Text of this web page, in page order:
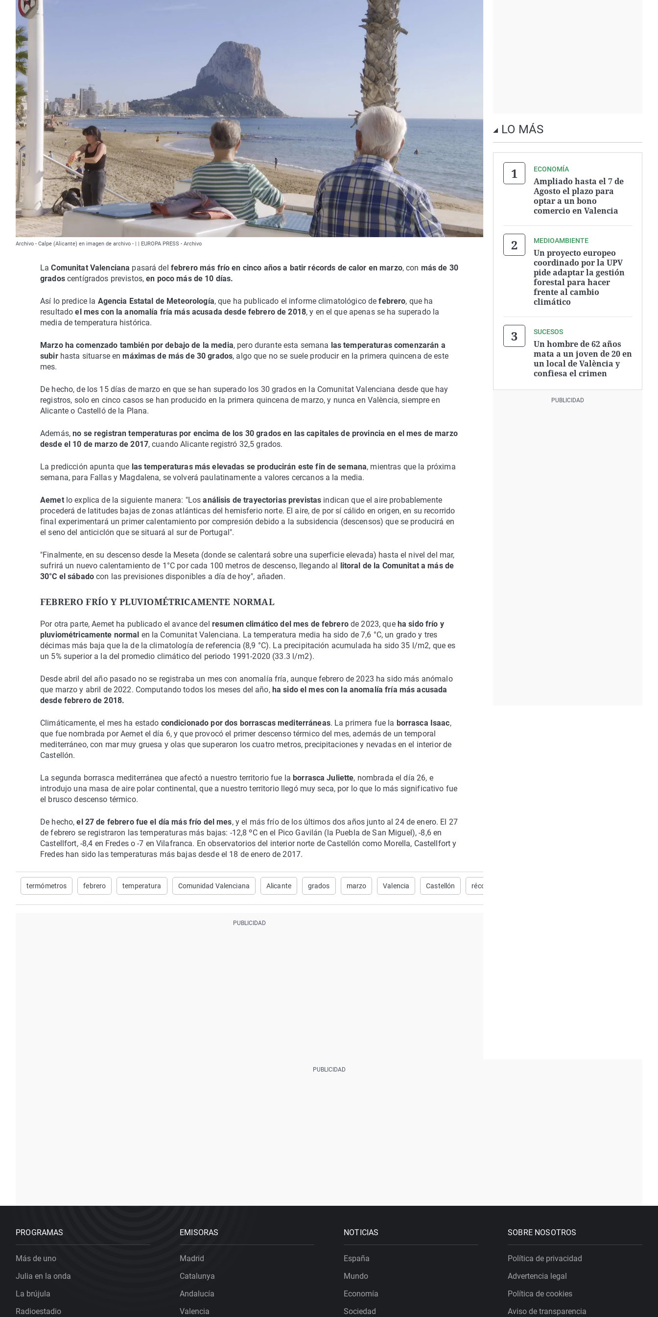
Archivo - Calpe (Alicante) en imagen de archivo - | | EUROPA PRESS - Archivo
LaComunitat Valenciana pasará del febrero más frío en cinco años a batir récords de calor en marzo, con más de 30
gradoscentígrados previstos,en poco más de 10 días.
Así lo predice la Agencia Estatal de Meteorología, que ha publicado el informe climatológico defebrero, que ha
resultadoel mes con la anomalía fría más acusada desde febrero de 2018, y en el que apenas se ha superado la
media de temperatura histórica.
Marzo ha comenzado también por debajo de la media, pero durante esta semana las temperaturas comenzarán a
subir hasta situarse enmáximas de más de 30 grados, algo que no se suele producir en la primera quincena de este
mes.
De hecho, de los 15 días de marzo en que se han superado los 30 grados en la Comunitat Valenciana desde que hay
registros, solo en cinco casos se han producido en la primera quincena de marzo, y nunca en València, siempre en
Alicante o Castelló de la Plana.
Además,no se registran temperaturas por encima de los 30 grados en las capitales de provincia en el mes de marzo
desde el 10 de marzo de 2017, cuando Alicante registró 32,5 grados.
La predicción apunta que las temperaturas más elevadas se producirán este fin de semana, mientras que la próxima
semana, para Fallas y Magdalena, se volverá paulatinamente a valores cercanos a la media.
Aemet lo explica de la siguiente manera: "Losanálisis de trayectorias previstas indican que el aire probablemente
procederá de latitudes bajas de zonas atlánticas del hemisferio norte. El aire, de por sí cálido en origen, en su recorrido
final experimentará un primer calentamiento por compresión debido a la subsidencia (descensos) que se producirá en
el seno del anticiclón que se situará al sur de Portugal".
"Finalmente, en su descenso desde la Meseta (donde se calentará sobre una superficie elevada) hasta el nivel del mar,
sufrirá un nuevo calentamiento de 1°C por cada 100 metros de descenso, llegando al
litoral de la Comunitat a más de
30°C el sábadocon las previsiones disponibles a día de hoy", añaden.
FEBRERO FRÍO Y PLUVIOMÉTRICAMENTE NORMAL
Por otra parte, Aemet ha publicado el avance del resumen climático del mes de febrerode 2023, que ha sido frío y
pluviométricamente normal en la Comunitat Valenciana. La temperatura media ha sido de 7,6 °C, un grado y tres
décimas más baja que la de la climatología de referencia (8,9 °C). La precipitación acumulada ha sido 35 l/m2, que es
un 5% superior a la del promedio climático del periodo 1991-2020 (33.3 l/m2).
Desde abril del año pasado no se registraba un mes con anomalía fría, aunque febrero de 2023 ha sido más anómalo
que marzo y abril de 2022. Computando todos los meses del año, ha sido el mes con la anomalía fría más acusada
desde febrero de 2018.
Climáticamente, el mes ha estado condicionado por dos borrascas mediterráneas. La primera fue la borrasca Isaac,
que fue nombrada por Aemet el día 6, y que provocó el primer descenso térmico del mes, además de un temporal
mediterráneo, con mar muy gruesa y olas que superaron los cuatro metros, precipitaciones y nevadas en el interior de
Castellón.
La segunda borrasca mediterránea que afectó a nuestro territorio fue la borrasca Juliette, nombrada el día 26, e
introdujo una masa de aire polar continental, que a nuestro territorio llegó muy seca, por lo que lo más significativo fue
el brusco descenso térmico.
De hecho,el 27 de febrero fue el día más frío del mes, y el más frío de los últimos dos años junto al 24 de enero. El 27
de febrero se registraron las temperaturas más bajas: -12,8 ºC en el Pico Gavilán (la Puebla de San Miguel), -8,6 en
Castellfort, -8,4 en Fredes o -7 en Vilafranca. En observatorios del interior norte de Castellón como Morella, Castellfort y
Fredes han sido las temperaturas más bajas desde el 18 de enero de 2017.
termómetros febrero temperatura Comunidad Valenciana Alicante grados marzo Valencia Castellón récords
LO MÁS
ECONOMÍA
Ampliado hasta el 7 de
Agosto el plazo para
optar a un bono
comercio en Valencia
MEDIOAMBIENTE
Un proyecto europeo
coordinado por la UPV
pide adaptar la gestión
forestal para hacer
frente al cambio
climático
SUCESOS
Un hombre de 62 años
mata a un joven de 20 en
un local de València y
confiesa el crimen
PROGRAMAS
Más de uno
Julia en la onda
La brújula
Radioestadio
EMISORAS
Madrid
Catalunya
Andalucía
Valencia
NOTICIAS
España
Mundo
Economía
Sociedad
SOBRE NOSOTROS
Política de privacidad
Advertencia legal
Política de cookies
Aviso de transparencia